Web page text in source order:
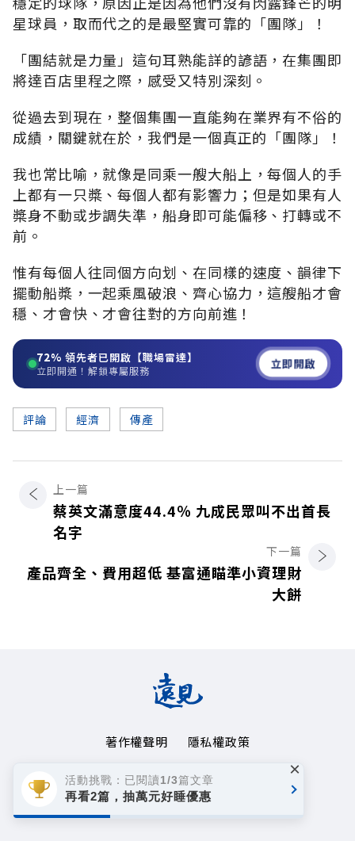
星球員，取而代之的是最堅實可靠的「團隊」！
「團結就是力量」這句耳熟能詳的諺語，在集團即
將達百店里程之際，感受又特別深刻。
從過去到現在，整個集團一直能夠在業界有不俗的
成績，關鍵就在於，我們是一個真正的「團隊」！
我也常比喻，就像是同乘一艘大船上，每個人的手
上都有一只槳、每個人都有影響力；但是如果有人
槳身不動或步調失準，船身即可能偏移、打轉或不
前。
惟有每個人往同個方向划、在同樣的速度、韻律下
擺動船槳，一起乘風破浪、齊心協力，這艘船才會
穩、才會快、才會往對的方向前進！
72% 領先者已開啟【職場雷達】
立即開通！解鎖專屬服務 立即開啟
評論 經濟 傳產
上一篇
蔡英文滿意度44.4％ 九成民眾叫不出首長
名字
下一篇
產品齊全、費用超低 基富通瞄準小資理財
大餅
著作權聲明
隱私權政策
Copyright© 1999~2026
遠見天下文化事業群. All rights reserved.
活動挑戰：已閱讀1/3篇文章
再看2篇，抽萬元好睡優惠
×